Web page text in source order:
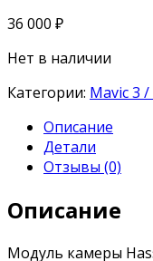
36 000 ₽
Нет в наличии
Категории: Mavic 3
Описание
Детали
Отзывы (0)
Описание
Модуль камеры